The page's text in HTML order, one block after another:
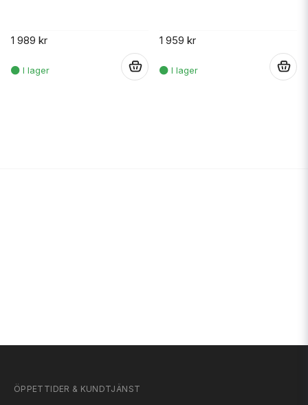
1 989 kr 1 959 kr
ÖPPETTIDER & KUNDTJÄNST